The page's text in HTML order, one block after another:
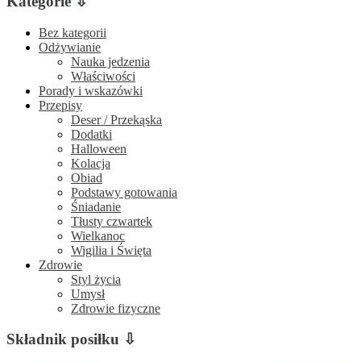
Bez kategorii
Odżywianie
Nauka jedzenia
Właściwości
Porady i wskazówki
Przepisy
Deser / Przekąska
Dodatki
Halloween
Kolacja
Obiad
Podstawy gotowania
Śniadanie
Tłusty czwartek
Wielkanoc
Wigilia i Święta
Zdrowie
Styl życia
Umysł
Zdrowie fizyczne
Składnik posiłku ⇩